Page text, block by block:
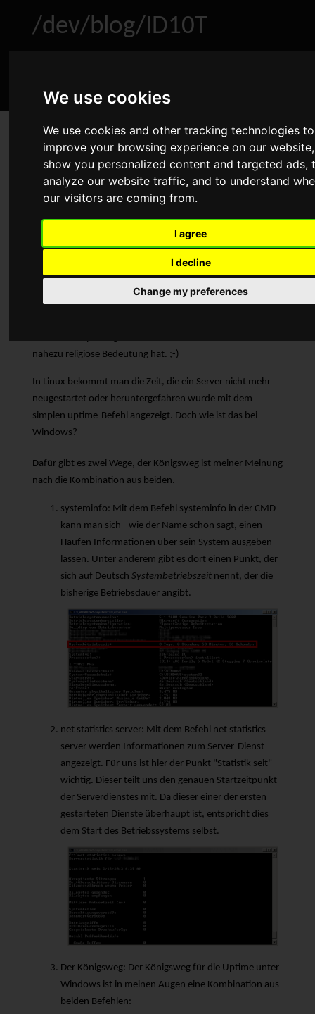
We use cookies
We use cookies and other tracking technologies to
improve your browsing experience on our
show you personalized content and targeted ads,
analyze our website traffic, and to understand
our visitors are coming from.
I agree
I decline
Change my preferences
/dev/blog/ID10T
Windows: Uptime eines Geräts
herausfinden
Mar 4, 2013 •Windows•Comments
Advertisement
Als Linuxuser ist man im Bezug auf Serveruptime ja ziemlich
verwöhnt. Updates brauchen in der Regel keine Neustarts
sodass Server locker auf eine Uptime jenseits der 200 Tage
nahezu religiöse Bedeutung hat. ;-)
In Linux bekommt man die Zeit, die ein Server nicht mehr
neugestartet oder heruntergefahren wurde mit dem
simplen uptime-Befehl angezeigt. Doch wie ist das bei
Windows?
Dafür gibt es zwei Wege, der Königsweg ist meiner Meinung
nach die Kombination aus beiden.
systeminfo: Mit dem Befehl systeminfo in der CMD
kann man sich - wie der Name schon sagt, einen
Haufen Informationen über sein System ausgeben
lassen. Unter anderem gibt es dort einen Punkt, der
sich auf Deutsch Systembetriebszeitnennt, der die
bisherige Betriebsdauer angibt.
net statistics server: Mit dem Befehl net statistics
serverwerden Informationen zum Server-Dienst
angezeigt. Für uns ist hier der Punkt "Statistik seit"
wichtig. Dieser teilt uns den genauen Startzeitpunkt
der Serverdienstes mit. Da dieser einer der ersten
gestarteten Dienste überhaupt ist, entspricht dies
dem Start des Betriebssystems selbst.
Der Königsweg: Der Königsweg für die Uptime unter
Windows ist in meinen Augen eine Kombination aus
beiden Befehlen: